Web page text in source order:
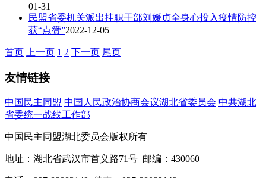
01-31
民盟省委机关派出挂职干部刘媛贞全身心投入疫情防控
获“点赞”2022-12-05
首页 上一页 1 2 下一页 尾页
友情链接
中国民主同盟 中国人民政治协商会议湖北省委员会 中共湖北
省委统一战线工作部
中国民主同盟湖北委员会版权所有
地址：湖北省武汉市首义路71号 邮编：430060